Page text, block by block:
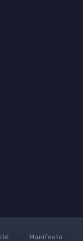
Manifesto